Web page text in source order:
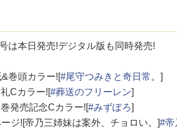
は本日発売!デジタル版も同時発売!
巻頭カラー![#尾守つみきと奇日常 。]
Cカラー![#葬送のフリーレン]
発売記念Cカラー![#みずぽろ]
ジ![帝乃三姉妹は案外、チョロい。]#帝